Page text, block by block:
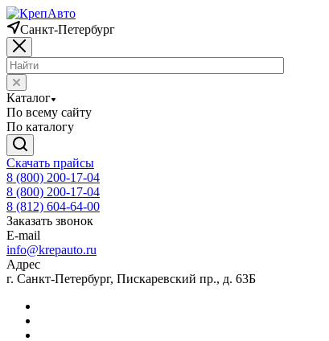
Санкт-Петербург
Каталог
По всему сайту
По каталогу
Скачать прайсы
8 (800) 200-17-04
8 (800) 200-17-04
8 (812) 604-64-00
Заказать звонок
E-mail
info@krepauto.ru
Адрес
г. Санкт-Петербург, Пискаревский пр., д. 63Б